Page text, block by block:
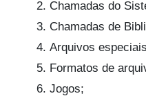
Chamadas do
Chamadas de
Arquivos
Formatos de
Jogos;